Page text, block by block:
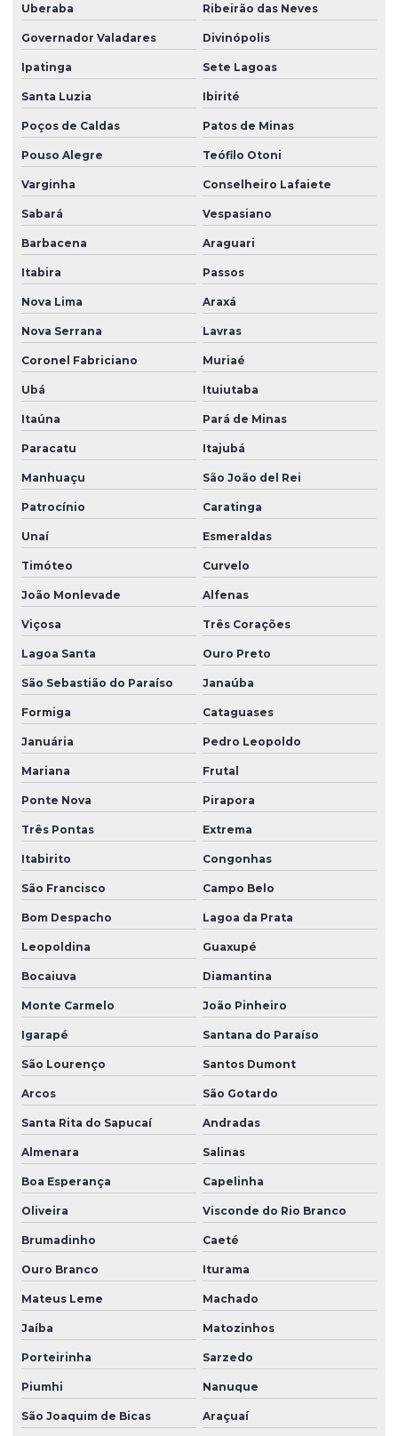
Uberaba Ribeirão das Neves
Governador Valadares Divinópolis
Ipatinga Sete Lagoas
Santa Luzia Ibirité
Poços de Caldas Patos de Minas
Pouso Alegre Teófilo Otoni
Varginha Conselheiro Lafaiete
Sabará Vespasiano
Barbacena Araguari
Itabira Passos
Nova Lima Araxá
Nova Serrana Lavras
Coronel Fabriciano Muriaé
Ubá Ituiutaba
Itaúna Pará de Minas
Paracatu Itajubá
Manhuaçu São João del Rei
Patrocínio Caratinga
Unaí Esmeraldas
Timóteo Curvelo
João Monlevade Alfenas
Viçosa Três Corações
Lagoa Santa Ouro Preto
São Sebastião do Paraíso Janaúba
Formiga Cataguases
Januária Pedro Leopoldo
Mariana Frutal
Ponte Nova Pirapora
Três Pontas Extrema
Itabirito Congonhas
São Francisco Campo Belo
Bom Despacho Lagoa da Prata
Leopoldina Guaxupé
Bocaiuva Diamantina
Monte Carmelo João Pinheiro
Igarapé Santana do Paraíso
São Lourenço Santos Dumont
Arcos São Gotardo
Santa Rita do Sapucaí Andradas
Almenara Salinas
Boa Esperança Capelinha
Oliveira Visconde do Rio Branco
Brumadinho Caeté
Ouro Branco Iturama
Mateus Leme Machado
Jaíba Matozinhos
Porteirinha Sarzedo
Piumhi Nanuque
São Joaquim de Bicas Araçuaí